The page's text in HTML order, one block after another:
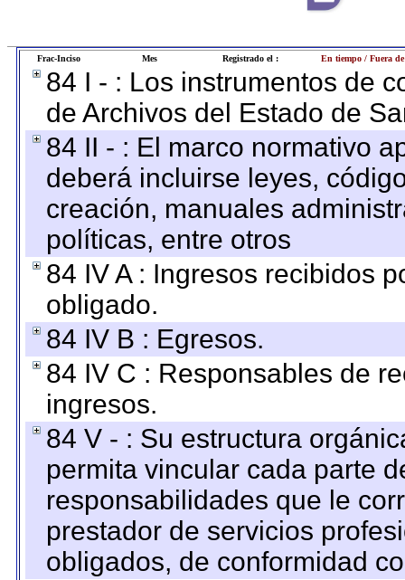
Frac-Inciso Mes Registrado el : En tiempo / Fuera
84 I - : Los instrumentos de
de Archivos del Estado de
84 II - : El marco normativo
deberá incluirse leyes,
creación, manuales
políticas, entre otros
84 IV A : Ingresos recibidos
obligado.
84 IV B : Egresos.
84 IV C : Responsables de
ingresos.
84 V - : Su estructura
permita vincular cada parte
responsabilidades que le
prestador de servicios
obligados, de conformidad